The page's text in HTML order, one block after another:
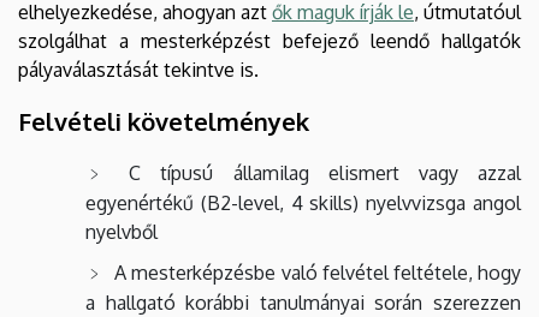
elhelyezkedése, ahogyan azt ők maguk írják le, útmutatóul
szolgálhat a mesterképzést befejező leendő hallgatók
pályaválasztását tekintve is.
Felvételi követelmények
C típusú államilag elismert vagy azzal
egyenértékű (B2-level, 4 skills) nyelvvizsga angol
nyelvből
A mesterképzésbe való felvétel feltétele, hogy
a hallgató korábbi tanulmányai során szerezzen